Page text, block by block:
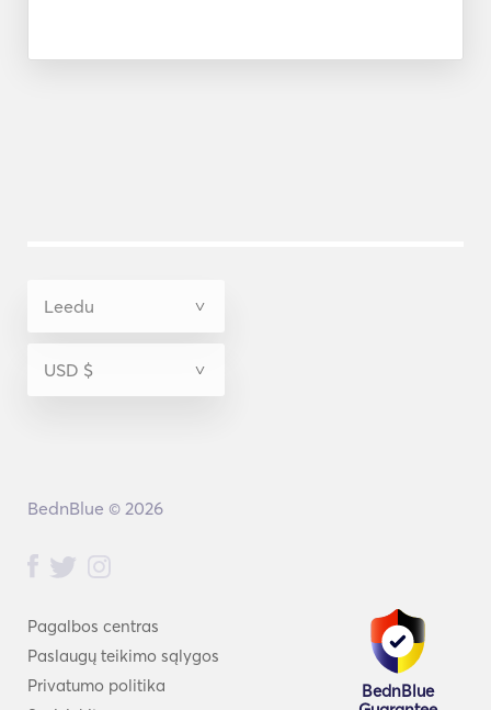
Pagalbos centras
Paslaugų teikimo sąlygos
Privatumo politika
BednBlue
BednBlue © 2026